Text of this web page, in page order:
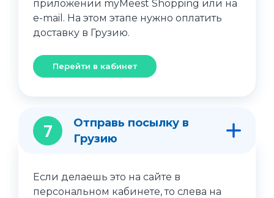
приложении myMeest Shopping или на
e-mail. На этом этапе нужно оплатить
доставку в Грузию.
Перейти в кабинет
7
Отправь посылку в
Грузию
Если делаешь это на сайте в
персональном кабинете, то слева на